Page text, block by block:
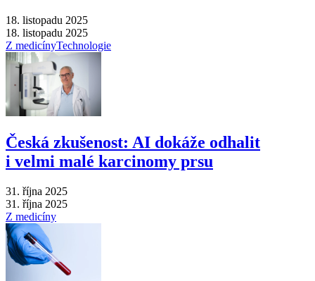
18. listopadu 2025
18. listopadu 2025
Z medicínyTechnologie
Česká zkušenost: AI dokáže odhalit
i velmi malé karcinomy prsu
31. října 2025
31. října 2025
Z medicíny